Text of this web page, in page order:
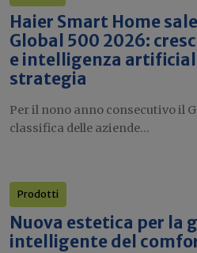
Haier Smart Home
Global 500 2026:
e intelligenza
strategia
Per il nono anno consecutivo il
classifica delle aziende...
Prodotti
Nuova estetica per la
intelligente del